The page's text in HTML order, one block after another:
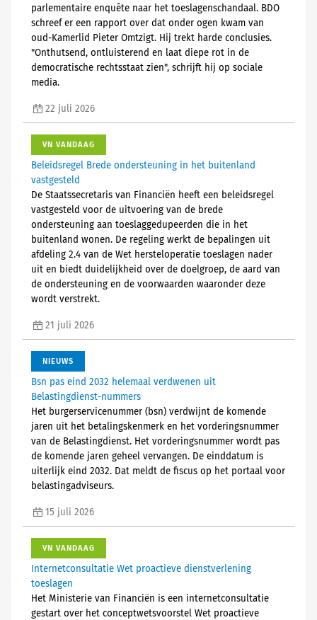
parlementaire enquête naar het toeslagenschandaal. BDO
schreef er een rapport over dat onder ogen kwam van
oud-Kamerlid Pieter Omtzigt. Hij trekt harde conclusies.
"Onthutsend, ontluisterend en laat diepe rot in de
democratische rechtsstaat zien", schrijft hij op sociale
media.
22 juli 2026
VN VANDAAG
Beleidsregel Brede ondersteuning in het buitenland
vastgesteld
De Staatssecretaris van Financiën heeft een beleidsregel
vastgesteld voor de uitvoering van de brede
ondersteuning aan toeslaggedupeerden die in het
buitenland wonen. De regeling werkt de bepalingen uit
afdeling 2.4 van de Wet hersteloperatie toeslagen nader
uit en biedt duidelijkheid over de doelgroep, de aard van
de ondersteuning en de voorwaarden waaronder deze
wordt verstrekt.
21 juli 2026
NIEUWS
Bsn pas eind 2032 helemaal verdwenen uit
Belastingdienst-nummers
Het burgerservicenummer (bsn) verdwijnt de komende
jaren uit het betalingskenmerk en het vorderingsnummer
van de Belastingdienst. Het vorderingsnummer wordt pas
de komende jaren geheel vervangen. De einddatum is
uiterlijk eind 2032. Dat meldt de fiscus op het portaal voor
belastingadviseurs.
15 juli 2026
VN VANDAAG
Internetconsultatie Wet proactieve dienstverlening
toeslagen
Het Ministerie van Financiën is een internetconsultatie
gestart over het conceptwetsvoorstel Wet proactieve